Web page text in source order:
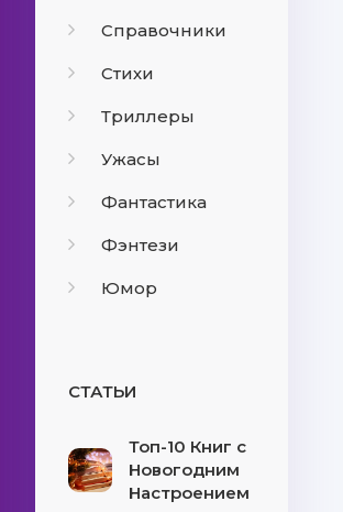
Справочники
Стихи
Триллеры
Ужасы
Фантастика
Фэнтези
Юмор
СТАТЬИ
Топ-10 Книг с
Новогодним
Настроением